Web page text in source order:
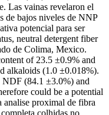
Las vainas revelaron el
de bajos niveles de NNP
potencial para ser
neutral detergent fiber
de Colima, Mexico.
of 23.5 ±0.9% and
alkaloids (1.0 ±0.018%).
NDF (84.1 ±3.0%) and
could be a potential
analise proximal de fibra
colhidas no